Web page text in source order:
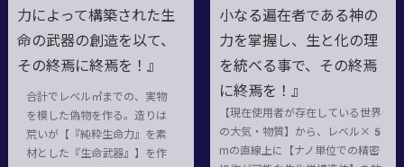
力によって構築された生
命の武器の創造を以て、
その終焉に終焉を！』
合計でレベル㎥までの、実物
を模した偽物を作る。造りは
荒いが【『純粋生命力』を素
材とした『生命武器』】を作
小なる遍在者である神の
力を掌握し、生と化の理
を統べる事で、その終焉
に終焉を！』
【現在使用者が存在している世界
の大気・物質】から、レベル×5
mの直線上に【ナノ単位での精密